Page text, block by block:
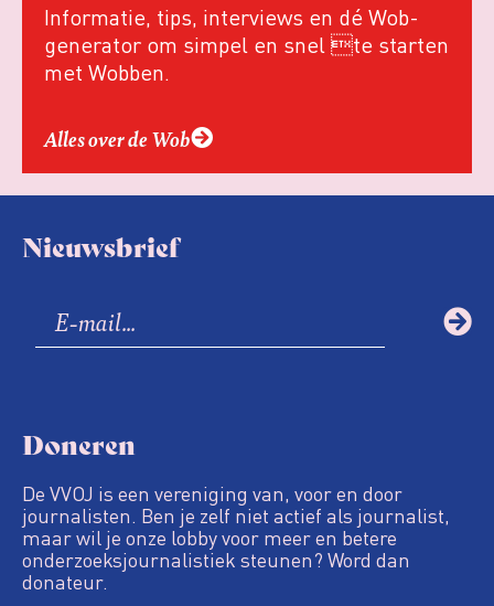
Informatie, tips, interviews en dé Wob-
generator om simpel en snel te starten
met Wobben.
Alles over de Wob
Nieuwsbrief
Doneren
De VVOJ is een vereniging van, voor en door
journalisten. Ben je zelf niet actief als journalist,
maar wil je onze lobby voor meer en betere
onderzoeksjournalistiek steunen? Word dan
donateur.